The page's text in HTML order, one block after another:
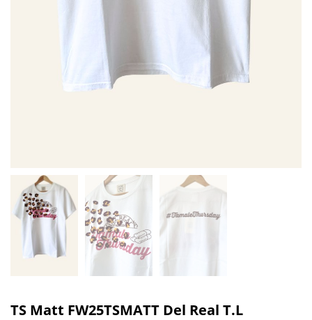
TS Matt FW25TSMATT Del Real T.L